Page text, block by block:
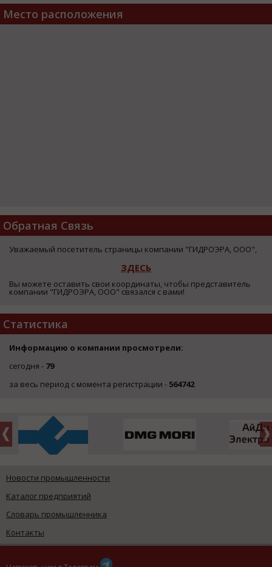
Место расположения
Обратная Связь
Уважаемый посетитель страницы компании "ГИДРОЭРА, ООО",
ЗДЕСЬ
Вы можете оставить свои координаты, чтобы представитель
компании "ГИДРОЭРА, ООО" связался с вами!
Статистика
Информацию о компании просмотрели:
сегодня - 79
за весь период с момента регистрации - 564742
Новости промышленности
Каталог предприятий
Словарь промышленника
Контакты